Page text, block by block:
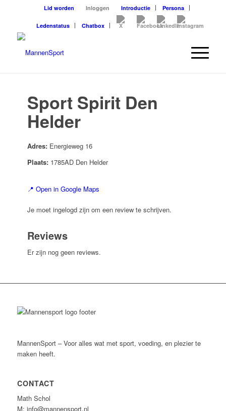
Lid worden Inloggen Introductie Persona
Ledenstatus Chatbox
Sport Spirit Den
Helder
Adres:Energieweg 16
Plaats:1785AD Den Helder
📍 Open in Google Maps
Je moet ingelogd zijn om een review te schrijven.
Reviews
Er zijn nog geen reviews.
MannenSport – Voor alles wat met sport, voeding, en plezier te
maken heeft.
CONTACT
Math Schol
M: info@mannensport.nl